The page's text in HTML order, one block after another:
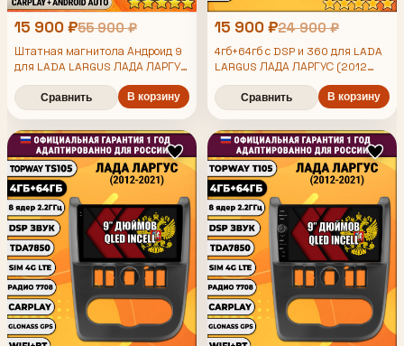
15 900 ₽55 900 ₽
Штатная магнитола Андроид 9
для LADA LARGUS ЛАДА ЛАРГУС
2018 2019 2020 2021), 4/64гб,
DSP, 360 обзор, беспроводной
CarPlay и Android Auto, GPS и
ГЛОНАСС
Сравнить В корзину
15 900 ₽24 900 ₽
4гб+64гб с DSP и 360 для LADA
LARGUS ЛАДА ЛАРГУС (2012
2019 2020 2021), Android
магнитола с DSP и усилителем
Сравнить В корзину